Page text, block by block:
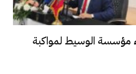
مؤسسة الوسيط لمواكبة